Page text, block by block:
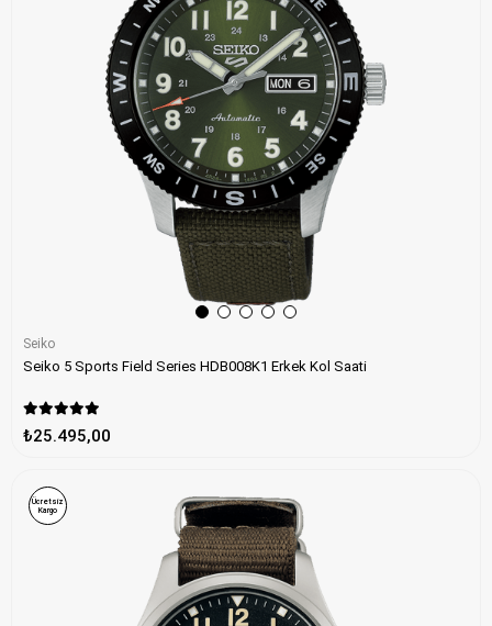
Seiko
Seiko 5 Sports Field Series HDB008K1 Erkek Kol Saati
₺25.495,00
Ücretsiz
Kargo